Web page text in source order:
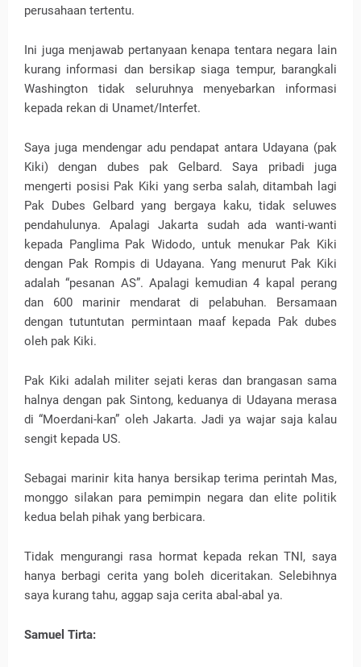
perusahaan tertentu.
Ini juga menjawab pertanyaan kenapa tentara negara lain
kurang informasi dan bersikap siaga tempur, barangkali
Washington tidak seluruhnya menyebarkan informasi
kepada rekan di Unamet/Interfet.
Saya juga mendengar adu pendapat antara Udayana (pak
Kiki) dengan dubes pak Gelbard. Saya pribadi juga
mengerti posisi Pak Kiki yang serba salah, ditambah lagi
Pak Dubes Gelbard yang bergaya kaku, tidak seluwes
pendahulunya. Apalagi Jakarta sudah ada wanti-wanti
kepada Panglima Pak Widodo, untuk menukar Pak Kiki
dengan Pak Rompis di Udayana. Yang menurut Pak Kiki
adalah “pesanan AS”. Apalagi kemudian 4 kapal perang
dan 600 marinir mendarat di pelabuhan. Bersamaan
dengan tutuntutan permintaan maaf kepada Pak dubes
oleh pak Kiki.
Pak Kiki adalah militer sejati keras dan brangasan sama
halnya dengan pak Sintong, keduanya di Udayana merasa
di “Moerdani-kan” oleh Jakarta. Jadi ya wajar saja kalau
sengit kepada US.
Sebagai marinir kita hanya bersikap terima perintah Mas,
monggo silakan para pemimpin negara dan elite politik
kedua belah pihak yang berbicara.
Tidak mengurangi rasa hormat kepada rekan TNI, saya
hanya berbagi cerita yang boleh diceritakan. Selebihnya
saya kurang tahu, aggap saja cerita abal-abal ya.
Samuel Tirta: